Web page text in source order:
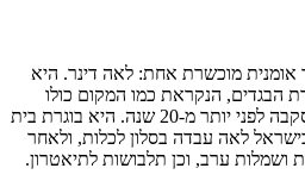
מוכשרת אחת: לאה דינר. היא
הבגדים, הנקראת כמו המקום כולו
"תפור עלייך". לאה עלתה ממוסקבה לפני יותר מ-20 שנה. היא בוגרת בית
לאה עבדה בסלון לכלות, ולאחר
ערב, וכן תלבושות לתיאטרון.